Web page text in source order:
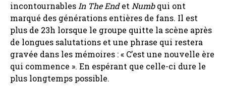
incontournablesIn The EndetNumbqui ont
marqué des générations entières de fans. Il est
plus de 23h lorsque le groupe quitte la scène après
de longues salutations et une phrase qui restera
gravée dans les mémoires : « C’est une nouvelle ère
qui commence ». En espérant que celle-ci dure le
plus longtemps possible.